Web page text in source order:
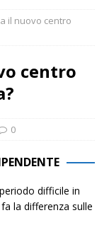
il nuovo centro
centro
0
difficile in
la differenza sulle